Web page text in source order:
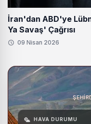
İran'dan ABD'ye
Ya Savaş' Çağrısı
09 Nisan 2026
HAVA DURUMU